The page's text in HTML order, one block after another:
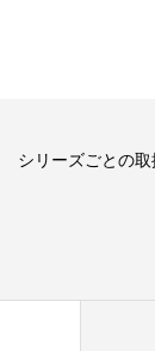
シリーズごとの